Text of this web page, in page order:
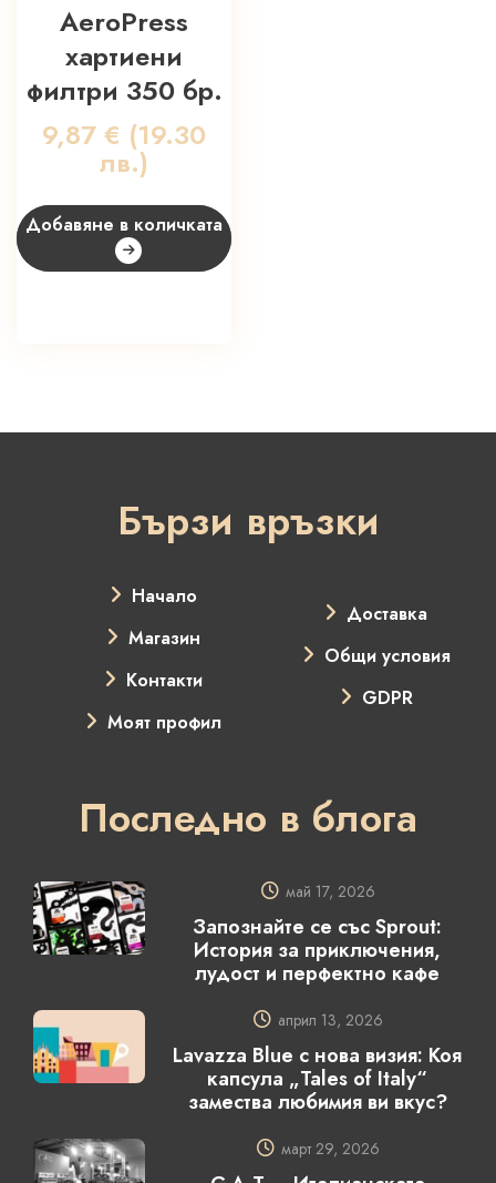
AeroPress
хартиени
филтри 350 бр.
9,87 € (19.30
лв.)
Добавяне в количката
Бързи връзки
Начало
Магазин
Контакти
Моят профил
Доставка
Общи условия
GDPR
Последно в блога
май 17, 2026
Запознайте се със Sprout:
История за приключения,
лудост и перфектно кафе
април 13, 2026
Lavazza Blue с нова визия: Коя
капсула „Tales of Italy“
замества любимия ви вкус?
март 29, 2026